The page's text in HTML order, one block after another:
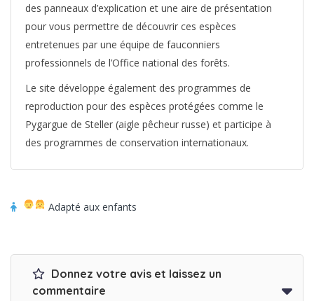
des panneaux d’explication et une aire de présentation
pour vous permettre de découvrir ces espèces
entretenues par une équipe de fauconniers
professionnels de l’Office national des forêts.
Le site développe également des programmes de
reproduction pour des espèces protégées comme le
Pygargue de Steller (aigle pêcheur russe) et participe à
des programmes de conservation internationaux.
Adapté aux enfants
Donnez votre avis et laissez un
commentaire